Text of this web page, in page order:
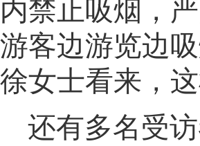
内禁止吸烟，
游客边游览边
徐女士看来，
还有多名受